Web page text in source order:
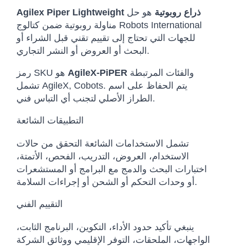
Agilex Piper Lightweight ذراع روبوتية هو حل
مناولة روبوتية ضمن كتالوج Robots International
للجهات التي تحتاج إلى تقييم تقني قبل الشراء أو
البحث أو العروض أو النشر التجاري.
AgileX-PiPER
تشمل AgileX, Cobots. يتم الحفاظ على اسم
الطراز الأصلي لتجنب أي التباس فني.
التطبيقات الشائعة
تشمل الاستخدامات الشائعة التحقق من حالات
الاستخدام، العروض، التدريب، الفحص، الأتمتة،
اختبارات البحث والدمج مع البرامج أو المستشعرات
أو وحدات التحكم أو الشحن أو إجراءات السلامة.
التقييم الفني
ينبغي تأكيد حدود الأداء، التكوين، البرنامج الثابت،
الواجهات، الملحقات، التوفر الإقليمي ووثائق الشركة